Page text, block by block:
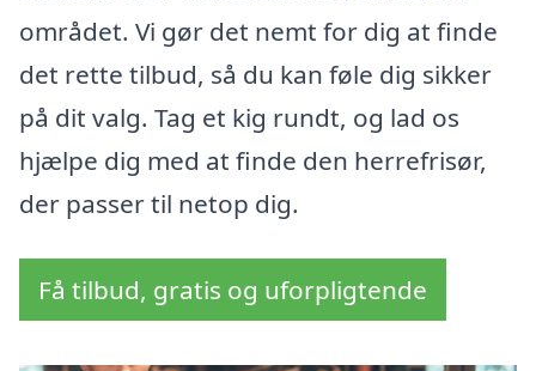
området. Vi gør det nemt for dig at finde
det rette tilbud, så du kan føle dig sikker
på dit valg. Tag et kig rundt, og lad os
hjælpe dig med at finde den herrefrisør,
der passer til netop dig.
Få tilbud, gratis og uforpligtende